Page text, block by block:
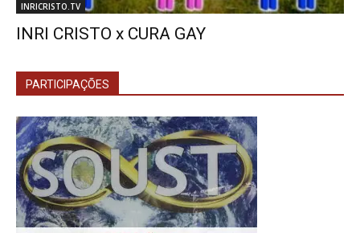
INRICRISTO.TV
INRI CRISTO x CURA GAY
PARTICIPAÇÕES